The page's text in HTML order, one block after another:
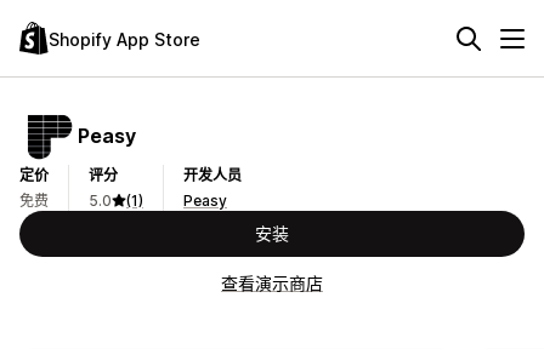
Shopify App Store
Peasy
定价
免费
评分
5.0
(1)
开发人员
Peasy
安装
查看演示商店